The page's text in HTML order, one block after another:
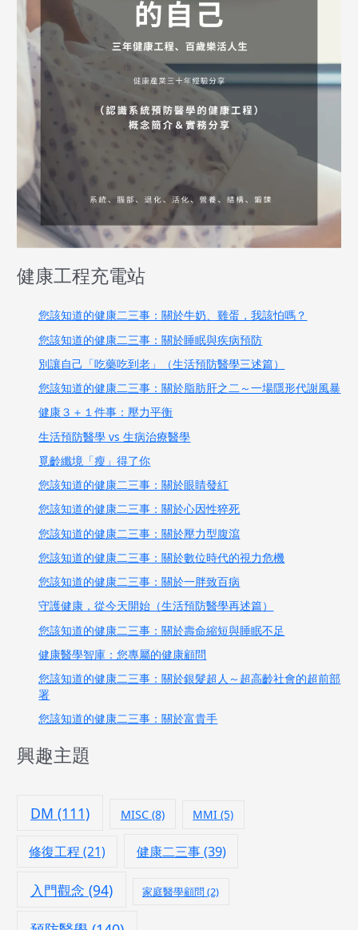
健康工程充電站
您該知道的健康二三事：關於牛奶、雞蛋，我該怕嗎？
您該知道的健康二三事：關於睡眠與疾病預防
別讓自己「吃藥吃到老」（生活預防醫學三述篇）
您該知道的健康二三事：關於脂肪肝之二～一場隱形代謝風暴
健康３＋１件事：壓力平衡
生活預防醫學 vs 生病治療醫學
覓齡纖境「瘦」得了你
您該知道的健康二三事：關於眼睛發紅
您該知道的健康二三事：關於心因性猝死
您該知道的健康二三事：關於壓力型腹瀉
您該知道的健康二三事：關於數位時代的視力危機
您該知道的健康二三事：關於一胖致百病
守護健康，從今天開始（生活預防醫學再述篇）
您該知道的健康二三事：關於壽命縮短與睡眠不足
健康醫學智庫：您專屬的健康顧問
您該知道的健康二三事：關於銀髮超人～超高齡社會的超前部
署
您該知道的健康二三事：關於富貴手
興趣主題
DM (111) MISC(8) MMI (5)
修復工程 (21) 健康二三事(39)
入門觀念 (94) 家庭醫學顧問 (2)